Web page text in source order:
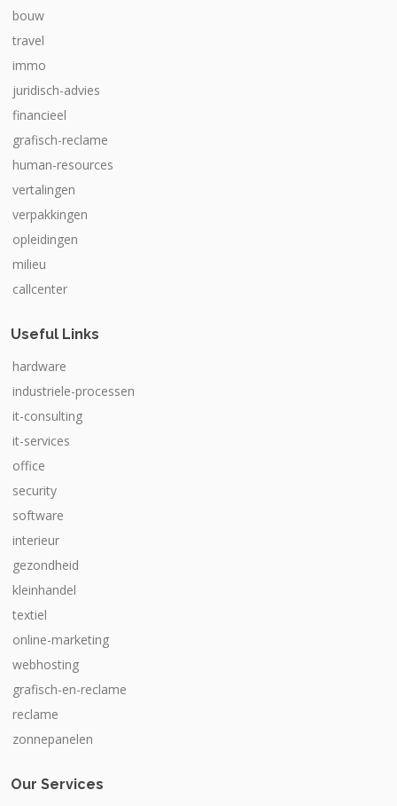
bouw
travel
immo
juridisch-advies
financieel
grafisch-reclame
human-resources
vertalingen
verpakkingen
opleidingen
milieu
callcenter
Useful Links
hardware
industriele-processen
it-consulting
it-services
office
security
software
interieur
gezondheid
kleinhandel
textiel
online-marketing
webhosting
grafisch-en-reclame
reclame
zonnepanelen
Our Services